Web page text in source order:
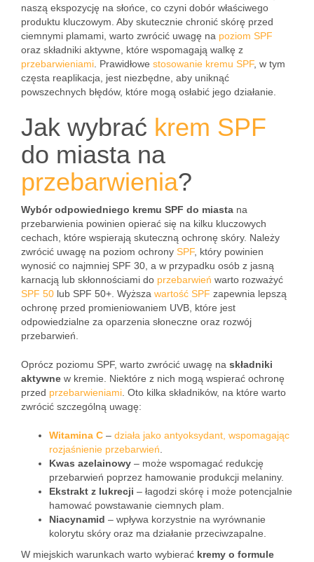
naszą ekspozycję na słońce, co czyni dobór właściwego
produktu kluczowym. Aby skutecznie chronić skórę przed
ciemnymi plamami, warto zwrócić uwagę na poziom SPF
oraz składniki aktywne, które wspomagają walkę z
przebarwieniami . Prawidłowe stosowanie kremu SPF, w tym
częsta reaplikacja, jest niezbędne, aby uniknąć
powszechnych błędów, które mogą osłabić jego działanie.
Jak wybrać krem SPF
do miasta na
przebarwienia?
Wybór odpowiedniego kremu SPF do miasta na
przebarwienia powinien opierać się na kilku kluczowych
cechach, które wspierają skuteczną ochronę skóry. Należy
zwrócić uwagę na poziom ochrony SPF, który powinien
wynosić co najmniej SPF 30, a w przypadku osób z jasną
karnacją lub skłonnościami do przebarwień warto rozważyć
SPF 50 lub SPF 50+. Wyższa wartość SPF zapewnia lepszą
ochronę przed promieniowaniem UVB, które jest
odpowiedzialne za oparzenia słoneczne oraz rozwój
przebarwień.
Oprócz poziomu SPF, warto zwrócić uwagę na składniki
aktywne w kremie. Niektóre z nich mogą wspierać ochronę
przed przebarwieniami . Oto kilka składników, na które warto
zwrócić szczególną uwagę:
Witamina C – działa jako antyoksydant, wspomagając
rozjaśnienie przebarwień
Kwas azelainowy – może wspomagać redukcję
przebarwień poprzez hamowanie produkcji melaniny.
Ekstrakt z lukrecji – łagodzi skórę i może potencjalnie
hamować powstawanie ciemnych plam.
Niacynamid – wpływa korzystnie na wyrównanie
kolorytu skóry oraz ma działanie przeciwzapalne.
W miejskich warunkach warto wybierać kremy o formule